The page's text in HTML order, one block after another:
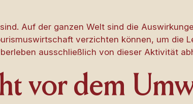
Auf der ganzen Welt sind die
verzichten können, um die
ausschließlich von dieser Aktivität
vor dem